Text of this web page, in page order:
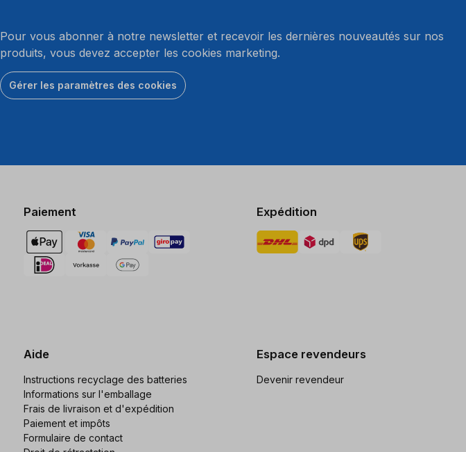
Pour vous abonner à notre newsletter et recevoir les dernières nouveautés sur nos
produits, vous devez accepter les cookies marketing.
Gérer les paramètres des cookies
Paiement Expédition
Aide
Instructions recyclage des batteries
Informations sur l'emballage
Frais de livraison et d'expédition
Paiement et impôts
Formulaire de contact
Espace revendeurs
Devenir revendeur